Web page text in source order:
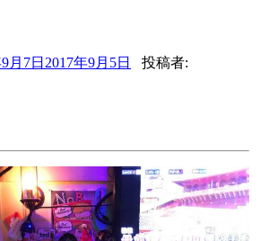
月7日 2017年9月5日 投稿者: